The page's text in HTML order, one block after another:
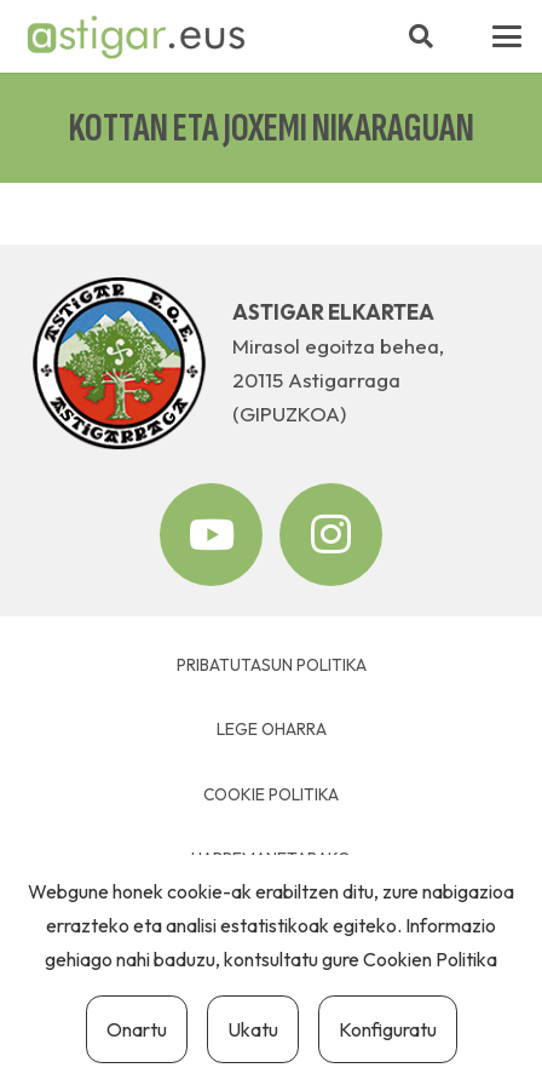
KOTTAN ETA JOXEMI NIKARAGUAN
ASTIGAR ELKARTEA
Mirasol egoitza behea,
20115 Astigarraga
(GIPUZKOA)
PRIBATUTASUN POLITIKA
LEGE OHARRA
COOKIE POLITIKA
HARREMANETARAKO
Webgune honek cookie-ak erabiltzen ditu, zure nabigazioa
errazteko eta analisi estatistikoak egiteko. Informazio
gehiago nahi baduzu, kontsultatu gureCookien Politika
Onartu Ukatu Konfiguratu